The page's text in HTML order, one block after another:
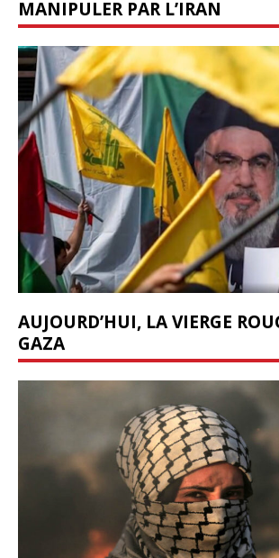
MANIPULER PAR L’IRAN
AUJOURD’HUI, LA VIERGE
GAZA